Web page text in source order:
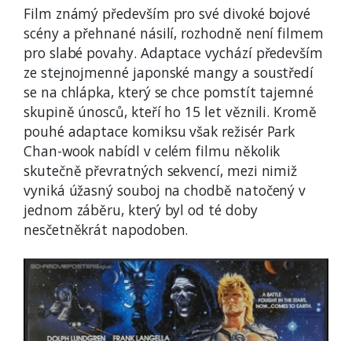
Film známý především pro své divoké bojové
scény a přehnané násilí, rozhodně není filmem
pro slabé povahy. Adaptace vychází především
ze stejnojmenné japonské mangy a soustředí
se na chlápka, který se chce pomstít tajemné
skupině únosců, kteří ho 15 let věznili. Kromě
pouhé adaptace komiksu však režisér Park
Chan-wook nabídl v celém filmu několik
skutečně převratných sekvencí, mezi nimiž
vyniká úžasný souboj na chodbě natočený v
jednom záběru, který byl od té doby
nesčetněkrát napodoben.